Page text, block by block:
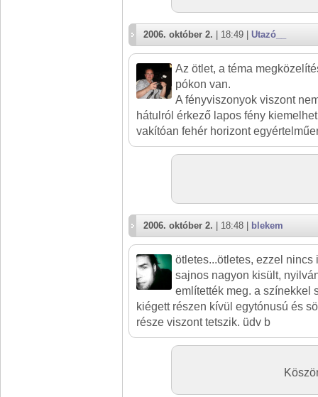
2006. október 2. | 18:49 | Utazó__
Az ötlet, a téma
pókon van.
A fényviszonyok viszont
hátulról érkező lapos fény
vakítóan fehér horizont
2006. október 2. | 18:48 | blekem
ötletes...ötletes, ezzel nincs
sajnos nagyon kisült,
említették meg. a színekkel
kiégett részen kívül egytónusú és
része viszont tetszik. üdv b